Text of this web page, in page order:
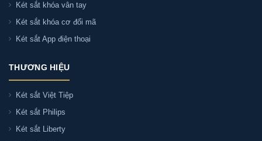
Két sắt khóa vân tay
Két sắt khóa cơ đổi mã
Két sắt App điện thoại
THƯƠNG HIỆU
Két sắt Việt Tiệp
Két sắt Philips
Két sắt Liberty